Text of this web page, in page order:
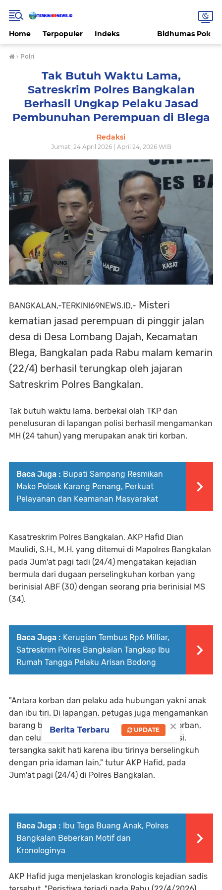
Home Terpopuler Indeks Bidhumas Polda
› Polri
Tak Butuh Waktu Lama,
Satreskrim Polres Bangkalan
Berhasil Ungkap Pelaku Jasad
Pembunuhan Perempuan di Blega
Redaksi
Jumat, 24 April 2026 | April 24, 2026 WIB
BANGKALAN,-TERKINI69NEWS.ID,- Misteri
kematian jasad perempuan di pinggir jalan
desa di Desa Lombang Dajah, Kecamatan
Blega, Bangkalan pada Rabu malam kemarin
(22/4) berhasil terungkap oleh jajaran
Satreskrim Polres Bangkalan.
Tak butuh waktu lama, berbekal olah TKP dan
penelusuran di lapangan polisi berhasil mengamankan
MH (24 tahun) yang merupakan anak tiri korban.
Baca Juga : Bupati Sampang Resmikan
Mako Polsek Karang Penang, Perkuat
Pelayanan dan Keamanan Masyarakat
Kasatreskrim Polres Bangkalan, AKP Hafid Dian
Maulidi, S.H., M.H. yang ditemui di Mapolres Bangkalan
pada Jum'at pagi tadi (24/4) mengatakan kejadian
bermula dari dugaan perselingkuhan korban yang
berinisial ABF (30) dengan seorang pria berinisial MS
(34).
Baca Juga : Kerugian Tembus Rp6 Milliar,
Satreskrim Polres Bangkalan Tangkap Ibu
Rumah Tangga Pelaku Arisan Bodong
"Antara korban dan pelaku ada hubungan yakni anak
dan ibu tiri. Di lapangan, petugas juga mengamankan
barang bukti boneka Pikachu, serta pakaian korban,
dan celurit milik tersangka. Dari hasil interogasi,
tersangka sakit hati karena ibu tirinya berselingkuh
dengan pria idaman lain," tutur AKP Hafid, pada
Jum'at pagi (24/4) di Polres Bangkalan.
Baca Juga : Ibu Tega Buang Anak, Polres
Bangkalan Beberkan Motif dan
Kronologinya
AKP Hafid juga menjelaskan kronologis kejadian sadis
×
Berita Terbaru UPDATE